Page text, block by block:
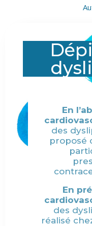
En
des
proposé
En
des
réalisé